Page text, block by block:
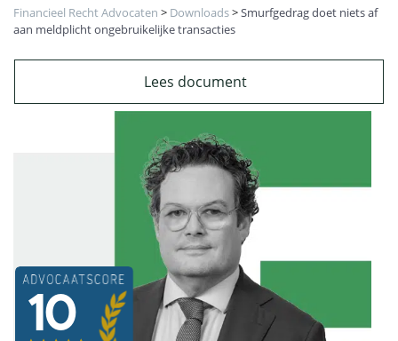
Financieel Recht Advocaten > Downloads>Smurfgedrag doet niets af
aan meldplicht ongebruikelijke transacties
Lees document